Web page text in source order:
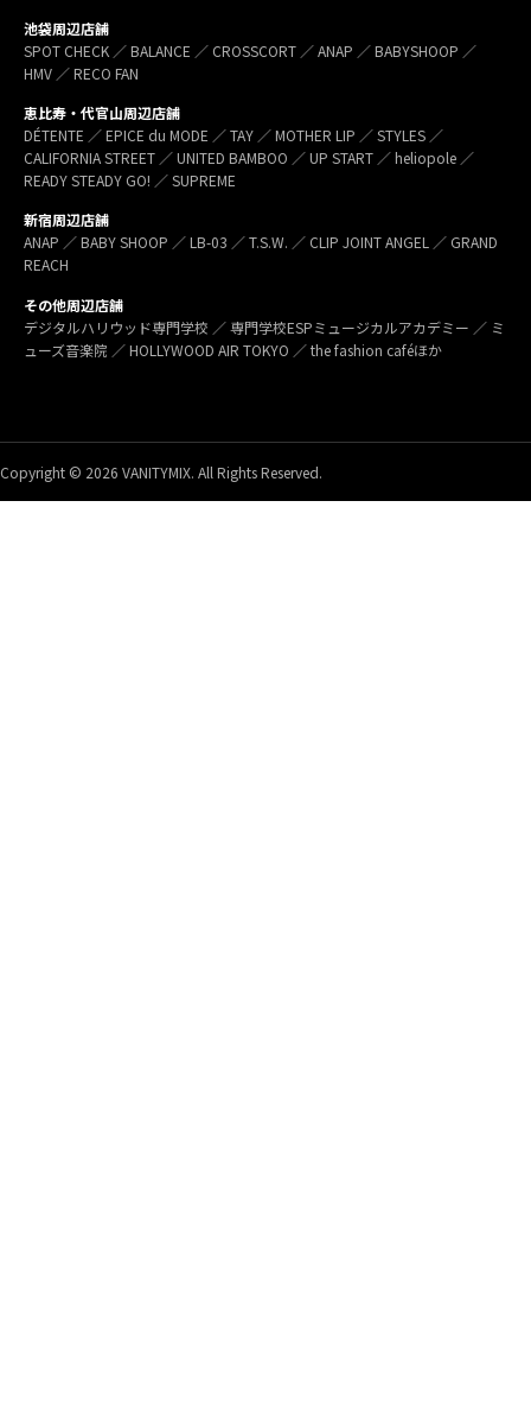
池袋周辺店舗
SPOT CHECK ／ BALANCE ／ CROSSCORT ／ ANAP ／ BABYSHOOP ／
HMV ／ RECO FAN
恵比寿・代官山周辺店舗
DÉTENTE ／ EPICE du MODE ／ TAY ／ MOTHER LIP ／ STYLES ／
CALIFORNIA STREET ／ UNITED BAMBOO ／ UP START ／ heliopole ／
READY STEADY GO! ／ SUPREME
新宿周辺店舗
ANAP ／ BABY SHOOP ／ LB-03 ／ T.S.W. ／ CLIP JOINT ANGEL ／ GRAND
REACH
その他周辺店舗
デジタルハリウッド専門学校 ／ 専門学校ESPミュージカルアカデミー ／ ミ
ューズ音楽院 ／ HOLLYWOOD AIR TOKYO ／ the fashion caféほか
Copyright © 2026 VANITYMIX. All Rights Reserved.